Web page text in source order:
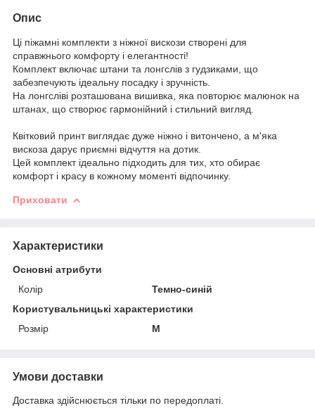
Опис
Ці піжамні комплекти з ніжної вискози створені для
справжнього комфорту і елегантності!
Комплект включає штани та лонгслів з гудзиками, що
забезпечують ідеальну посадку і зручність.
На лонгсліві розташована вишивка, яка повторює малюнок на
штанах, що створює гармонійний і стильний вигляд.
Квітковий принт виглядає дуже ніжно і витончено, а м'яка
вискоза дарує приємні відчуття на дотик.
Цей комплект ідеально підходить для тих, хто обирає
комфорт і красу в кожному моменті відпочинку.
Приховати
Характеристики
Основні атрибути
Колір
Темно-синій
Користувальницькі характеристики
Розмір
M
Умови доставки
Доставка здійснюється тільки по передоплаті.